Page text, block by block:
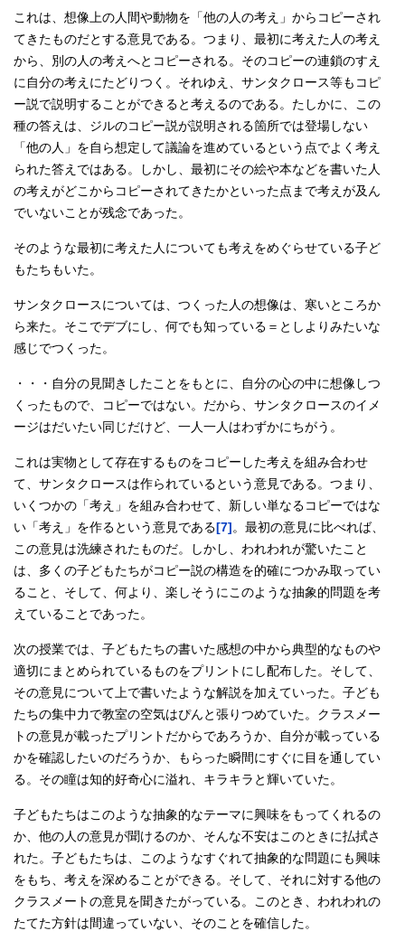
これは、想像上の人間や動物を「他の人の考え」からコピーされ
てきたものだとする意見である。つまり、最初に考えた人の考え
から、別の人の考えへとコピーされる。そのコピーの連鎖のすえ
に自分の考えにたどりつく。それゆえ、サンタクロース等もコピ
ー説で説明することができると考えるのである。たしかに、この
種の答えは、ジルのコピー説が説明される箇所では登場しない
「他の人」を自ら想定して議論を進めているという点でよく考え
られた答えではある。しかし、最初にその絵や本などを書いた人
の考えがどこからコピーされてきたかといった点まで考えが及ん
でいないことが残念であった。
そのような最初に考えた人についても考えをめぐらせている子ど
もたちもいた。
サンタクロースについては、つくった人の想像は、寒いところか
ら来た。そこでデブにし、何でも知っている＝としよりみたいな
感じでつくった。
・・・自分の見聞きしたことをもとに、自分の心の中に想像しつ
くったもので、コピーではない。だから、サンタクロースのイメ
ージはだいたい同じだけど、一人一人はわずかにちがう。
これは実物として存在するものをコピーした考えを組み合わせ
て、サンタクロースは作られているという意見である。つまり、
いくつかの「考え」を組み合わせて、新しい単なるコピーではな
い「考え」を作るという意見である[7] 。最初の意見に比べれば、
この意見は洗練されたものだ。しかし、われわれが驚いたこと
は、多くの子どもたちがコピー説の構造を的確につかみ取ってい
ること、そして、何より、楽しそうにこのような抽象的問題を考
えていることであった。
次の授業では、子どもたちの書いた感想の中から典型的なものや
適切にまとめられているものをプリントにし配布した。そして、
その意見について上で書いたような解説を加えていった。子ども
たちの集中力で教室の空気はぴんと張りつめていた。クラスメー
トの意見が載ったプリントだからであろうか、自分が載っている
かを確認したいのだろうか、もらった瞬間にすぐに目を通してい
る。その瞳は知的好奇心に溢れ、キラキラと輝いていた。
子どもたちはこのような抽象的なテーマに興味をもってくれるの
か、他の人の意見が聞けるのか、そんな不安はこのときに払拭さ
れた。子どもたちは、このようなすぐれて抽象的な問題にも興味
をもち、考えを深めることができる。そして、それに対する他の
クラスメートの意見を聞きたがっている。このとき、われわれの
たてた方針は間違っていない、そのことを確信した。